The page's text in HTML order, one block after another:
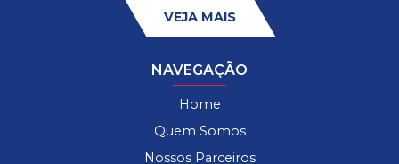
VEJA MAIS
NAVEGAÇÃO
Home
Quem Somos
Nossos Parceiros